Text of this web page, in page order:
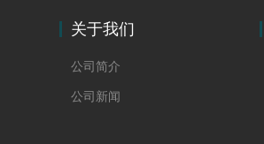
关于我们
公司简介
公司新闻